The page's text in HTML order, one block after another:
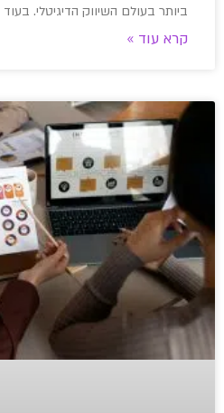
ביותר בעולם השיווק הדיגיטלי.
קרא עוד »